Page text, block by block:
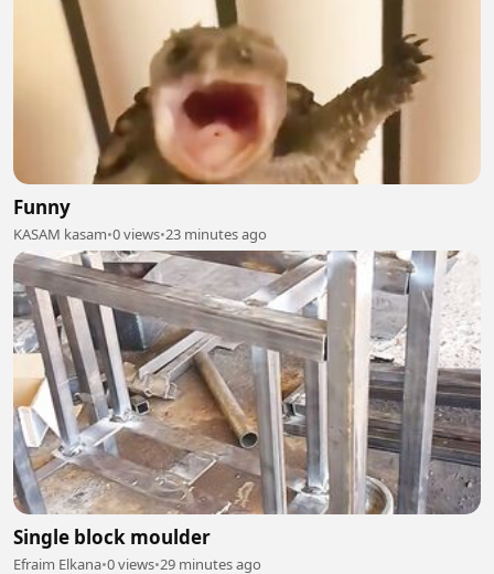
Funny
KASAM kasam•0 views•23 minutes ago
Single block moulder
Efraim Elkana•0 views•29 minutes ago